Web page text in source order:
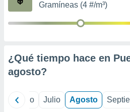
de
Gramíneas (4 #/m³)
¿Qué tiempo hace en
agosto?
Junio Julio Agosto